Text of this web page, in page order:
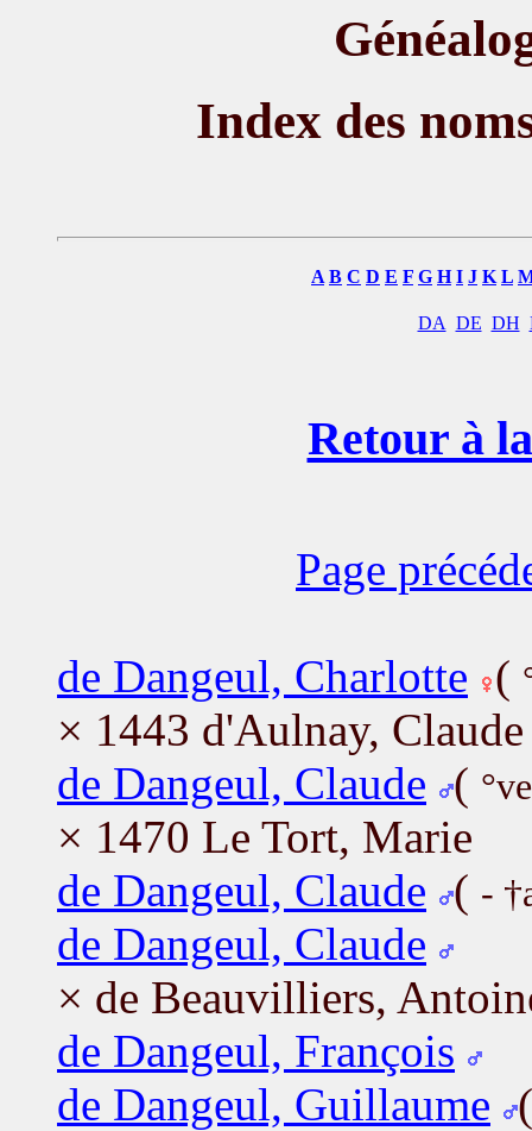
Index des
A B C D E F G H I J K L
DA DE DH
Retour à
Page
de Dangeul, Charlotte (
× 1443 d'Aulnay, Claude
de Dangeul, Claude (
× 1470 Le Tort, Marie
de Dangeul, Claude ( -
de Dangeul, Claude
× de Beauvilliers,
de Dangeul, François
de Dangeul, Guillaume